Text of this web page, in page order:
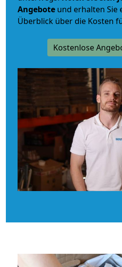
Angebote und erhalten Sie
Überblick über die Kosten
Kostenlose